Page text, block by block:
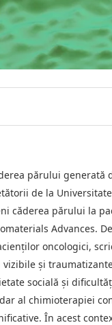
părului generată
de la
căderea părului la
Advances.
oncologici,
şi
socială şi
al chimioterapiei
În acest